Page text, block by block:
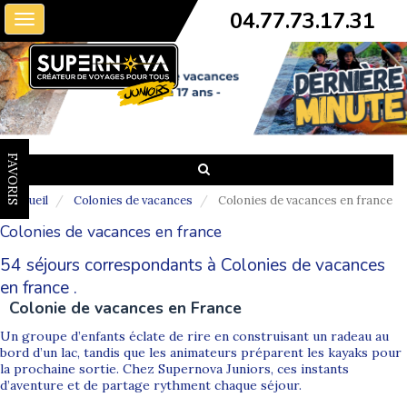
Toggle
navigation
04.77.73.17.31
FAVORIS
Accueil Colonies de vacances Colonies de vacances en france
Colonies de vacances en france
54 séjours correspondants à Colonies de vacances
en france .
Colonie de vacances en France
Un groupe d’enfants éclate de rire en construisant un radeau au
bord d’un lac, tandis que les animateurs préparent les kayaks pour
la prochaine sortie. Chez Supernova Juniors, ces instants
d’aventure et de partage rythment chaque séjour.